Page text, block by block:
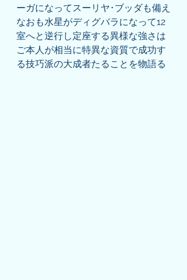
ーガになってスーリヤ･ブッダも備え
なおも水星がディグバラになって12
室へと逆行し定座する異様な強さは
ご本人が相当に特異な資質で成功す
る技巧派の大成者たることを物語る